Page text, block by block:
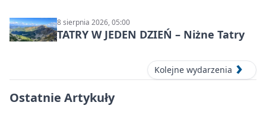
8 sierpnia 2026, 05:00
TATRY W JEDEN DZIEŃ – Niżne Tatry
Kolejne wydarzenia
Ostatnie Artykuły